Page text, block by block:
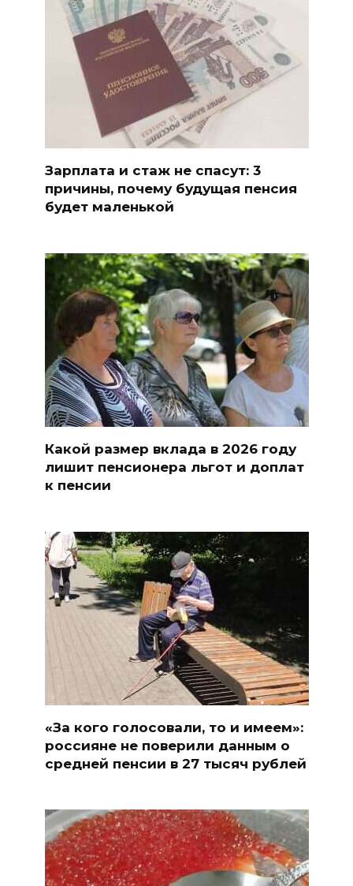
Зарплата и стаж не спасут: 3
причины, почему будущая пенсия
будет маленькой
Какой размер вклада в 2026 году
лишит пенсионера льгот и доплат
к пенсии
«За кого голосовали, то и имеем»:
россияне не поверили данным о
средней пенсии в 27 тысяч рублей